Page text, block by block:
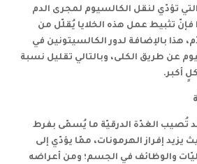
التي تؤدّي لنقل الكالسيوم لمجرى الدم
فإنّ تثبيط عمل هذه الخلايا يُقلّل من
هذا بالإضافة لدور الكالسيتونين في
عن طريق الكلى، وبالتالي تقليل نسبة
أكبر.
تُصيب الغدّة الدرقيّة ما يُسمّى بفرط
يزيد إفراز الهرمونات، ممّا يؤدّي إلى
والوظائف في الجسم؛ ومن أعراضه